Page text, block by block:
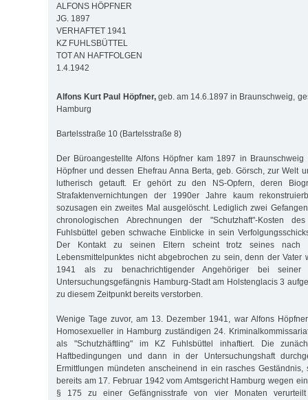
ALFONS HÖPFNER
JG. 1897
VERHAFTET 1941
KZ FUHLSBÜTTEL
TOT AN HAFTFOLGEN
1.4.1942
Alfons Kurt Paul Höpfner,geb. am 14.6.1897 in Braunschweig,
Hamburg
Bartelsstraße 10 (Bartelsstraße 8)
Der Büroangestellte Alfons Höpfner kam 1897 in
Höpfner und dessen Ehefrau Anna Berta, geb. Görsch, zur Welt
lutherisch getauft. Er gehört zu den NS-Opfern, deren
Strafaktenvernichtungen der 1990er Jahre kaum
sozusagen ein zweites Mal ausgelöscht. Lediglich zwei
chronologischen Abrechnungen der "Schutzhaft"-Kosten des
Fuhlsbüttel geben schwache Einblicke in sein
Der Kontakt zu seinen Eltern scheint trotz seines nach
Lebensmittelpunktes nicht abgebrochen zu sein, denn der Vater
1941 als zu benachrichtigender Angehöriger bei
Untersuchungsgefängnis Hamburg-Stadt am Holstenglacis 3
zu diesem Zeitpunkt bereits verstorben.
Wenige Tage zuvor, am 13. Dezember 1941, war Alfons
Homosexueller in Hamburg zuständigen 24.
als "Schutzhäftling" im KZ Fuhlsbüttel inhaftiert. Die
Haftbedingungen und dann in der Untersuchungshaft
Ermittlungen mündeten anscheinend in ein rasches Geständnis,
bereits am 17. Februar 1942 vom Amtsgericht Hamburg wegen
§ 175 zu einer Gefängnisstrafe von vier Monaten